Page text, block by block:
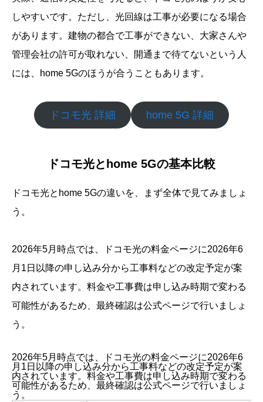
しやすいです。ただし、光回線は工事が必要になる場合
があります。建物の都合で工事ができない、大家さんや
管理会社の許可が取れない、開通まで待てないという人
には、home 5Gのほうが合うこともあります。
ドコモ光 詳細 home 5G 詳細
ドコモ光とhome 5Gの基本比較
ドコモ光とhome 5Gの違いを、まず全体で見てみましょ
う。
2026年5月時点では、ドコモ光の料金ページに2026年6
月1日以降の申し込み分から工事料などの改定予定が案
内されています。料金や工事費は申し込み時期で変わる
可能性があるため、最終確認は公式ページで行いましょ
う。
2026年5月時点では、ドコモ光の料金ページに2026年6
月1日以降の申し込み分から工事料などの改定予定が案
内されています。料金や工事費は申し込み時期で変わる
可能性があるため、最終確認は公式ページで行いましょ
う。